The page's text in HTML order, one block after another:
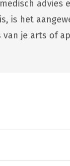
advies
is het
van je arts of